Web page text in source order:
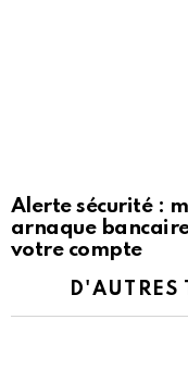
Alerte sécurité :
arnaque
votre compte
D'AUTRES